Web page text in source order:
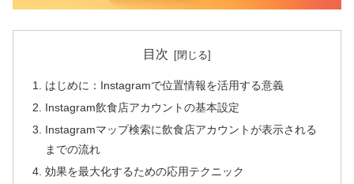
目次
はじめに：Instagramで位置情報を活用する意義
Instagram飲食店アカウントの基本設定
Instagramマップ検索に飲食店アカウントが表示される
までの流れ
効果を最大化するための応用テクニック